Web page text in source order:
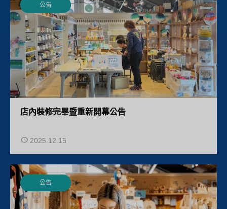
公告
店內裝修完畢暨重新開幕公告
2025.12.15
公告